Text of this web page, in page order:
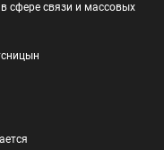
сфере связи и массовых